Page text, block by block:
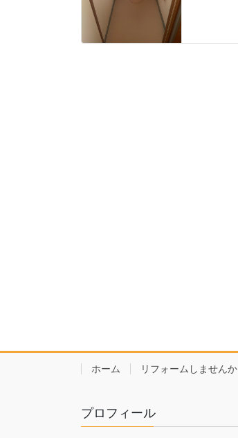
ホーム リフォームしませんか
プロフィール